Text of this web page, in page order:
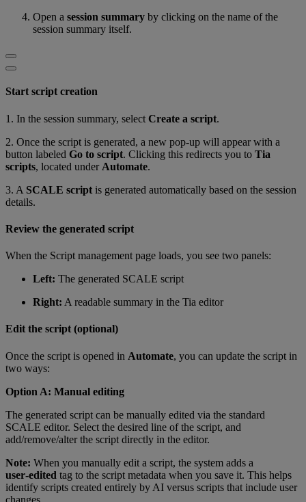
Open a session summary by clicking on the name of the
session summary itself.
Start script creation
1. In the session summary, select Create a script.
2. Once the script is generated, a new pop-up will appear with a
button labeled Go to script. Clicking this redirects you to Tia
scripts, located under Automate.
3. A SCALE script is generated automatically based on the session
details.
Review the generated script
When the Script management page loads, you see two panels:
Left: The generated SCALE script
Right: A readable summary in the Tia editor
Edit the script (optional)
Once the script is opened in Automate, you can update the script in
two ways:
Option A: Manual editing
The generated script can be manually edited via the standard
SCALE editor. Select the desired line of the script, and
add/remove/alter the script directly in the editor.
Note: When you manually edit a script, the system adds a
user‑edited tag to the script metadata when you save it. This helps
identify scripts created entirely by AI versus scripts that include user
changes.